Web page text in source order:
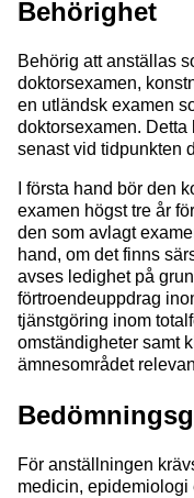
Behörighet
Behörig att anställas
doktorsexamen,
en utländsk examen
doktorsexamen.
senast vid tidpunkten
I första hand bör den
examen högst tre år
den som avlagt
hand, om det finns
avses ledighet på
förtroendeuppdrag
tjänstgöring inom
omständigheter samt
ämnesområdet
För anställningen
medicin, epidemiologi